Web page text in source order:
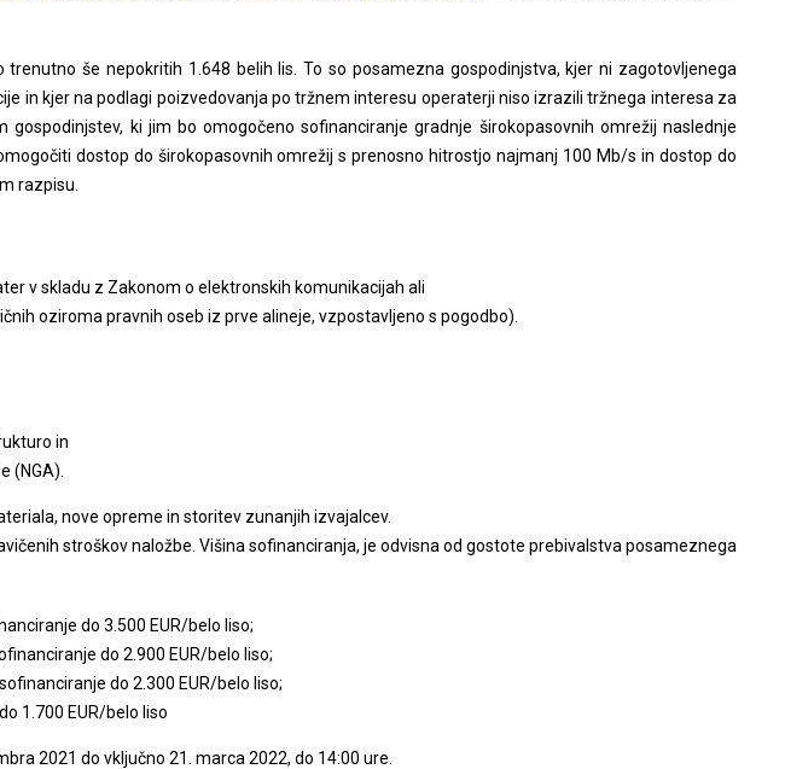
še nepokritih 1.648 belih lis. To so posamezna gospodinjstva, kjer ni zagotovljenega
in kjer na podlagi poizvedovanja po tržnem interesu operaterji niso izrazili tržnega interesa za
ki jim bo omogočeno sofinanciranje gradnje širokopasovnih omrežij naslednje
dostop do širokopasovnih omrežij s prenosno hitrostjo najmanj 100 Mb/s in dostop do
razpisu.
v skladu z Zakonom o elektronskih komunikacijah ali
oziroma pravnih oseb iz prve alineje, vzpostavljeno s pogodbo).
in
(NGA).
nove opreme in storitev zunanjih izvajalcev.
stroškov naložbe. Višina sofinanciranja, je odvisna od gostote prebivalstva posameznega
do 3.500 EUR/belo liso;
do 2.900 EUR/belo liso;
do 2.300 EUR/belo liso;
1.700 EUR/belo liso
2021 do vključno 21. marca 2022, do 14:00 ure.